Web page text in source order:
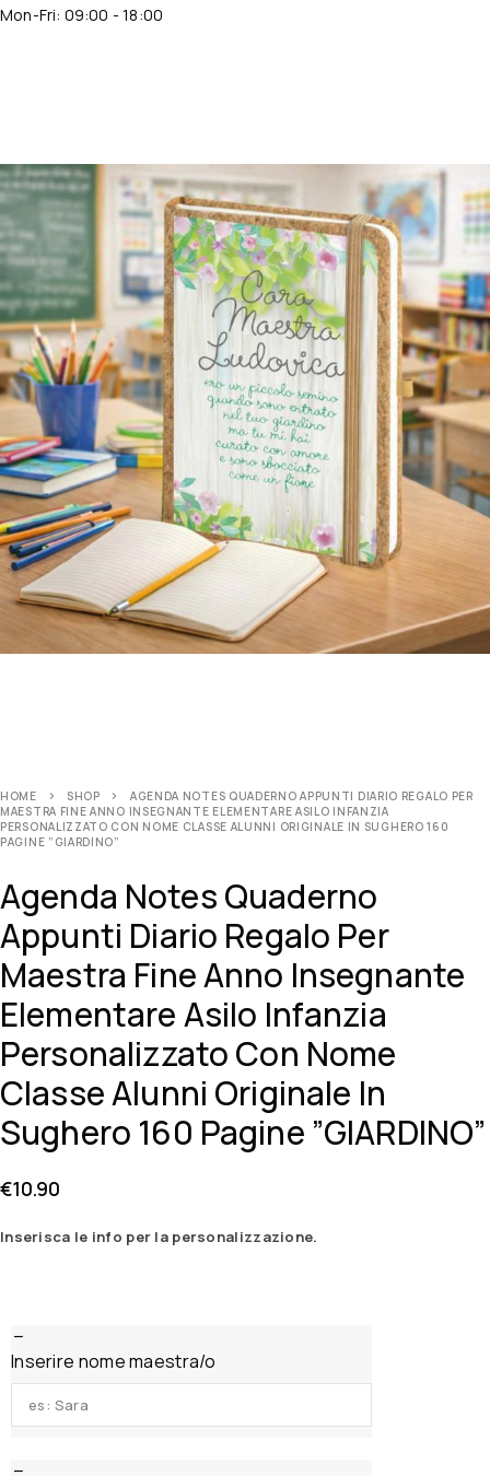
Mon-Fri: 09:00 - 18:00
HOME SHOP
AGENDA NOTES QUADERNO APPUNTI DIARIO REGALO PER
MAESTRA FINE ANNO INSEGNANTE ELEMENTARE ASILO INFANZIA
PERSONALIZZATO CON NOME CLASSE ALUNNI ORIGINALE IN SUGHERO 160
PAGINE ”GIARDINO”
Agenda Notes Quaderno
Appunti Diario Regalo Per
Maestra Fine Anno Insegnante
Elementare Asilo Infanzia
Personalizzato Con Nome
Classe Alunni Originale In
Sughero 160 Pagine ”GIARDINO”
€10.90
Inserisca le info per la personalizzazione.
Inserire nome maestra/o